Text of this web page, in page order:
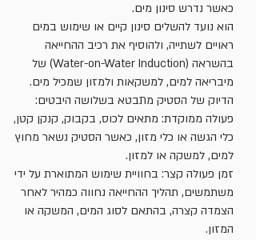
כאשר נדרש סינון מים.
הוא נועד להשלים סינון קיים או שימוש במים
ראויים לשתייה, ולהוסיף את רכיב ההחייאה
בהשראה (Water-on-Water Induction) של
מיבריאה למים, למשקאות ולמזון שמכיל מים.
הדיוק של הסטיק מתבטא בשלושה היבטים:
פעולה ממוקדת: מתאים לכוס, בקבוק, קנקן קטן,
כלי הגשה או כלי מזון, כאשר הסטיק נשאר מחוץ
למים, למשקה או למזון.
זמן פעולה קצר: בחוויית שימוש המתוארת על ידי
משתמשים, תהליך ההחייאה נחווה כמהיר לאחר
הצמדה קצרה, בהתאם לסוג המים, המשקה או
המזון.